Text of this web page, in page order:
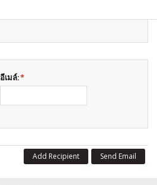
*
อีเมล์:
Send Email
Add Recipient